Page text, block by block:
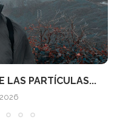
LAS PARTÍCULAS...